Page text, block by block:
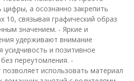
цифры, а осознанно закрепить
10, связывая графический образ
значением. - Яркие и
удерживают внимание
и позитивное
переутомления. -
использовать материал